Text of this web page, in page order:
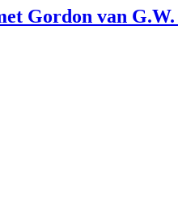
Gordon van